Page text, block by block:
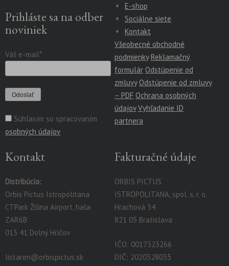
Prihláste sa na odber
noviniek
Váš e-mail*
Súhlasím so spracovaním
osobných údajov
E-shop
Sociálne siete
Kontakt
Všeobecné obchodné
podmienky Reklamačný
formulár Odstúpenie od
zmluvy Odstúpenie od zmluvy
– PDF Ochrana osobných
údajov Vyhľadanie ID
partnera
Kontakt
Distribúcia:
Orbis Pictus Istropolitana
CTPark Žilina Airport, hala
ZAR6B
013 41 Dolný Hričov
listaren@orbispictus.sk
Fakturačné údaje
ORBIS PICTUS
ISTROPOLITANA, spol. s. r. o.
Hrachová 34
821 05 Bratislava
IČO: 0017323266
DIČ: 2020328035